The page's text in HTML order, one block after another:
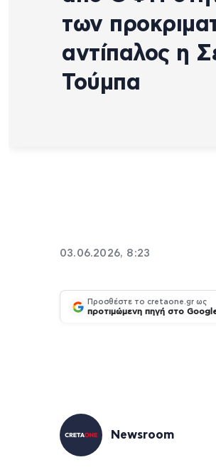
των
αντίπαλος η
Τούμπα
03.06.2026, 8:23
Προσθέστε το cretaone.gr ως
προτιμώμενη πηγή στο
Newsroom